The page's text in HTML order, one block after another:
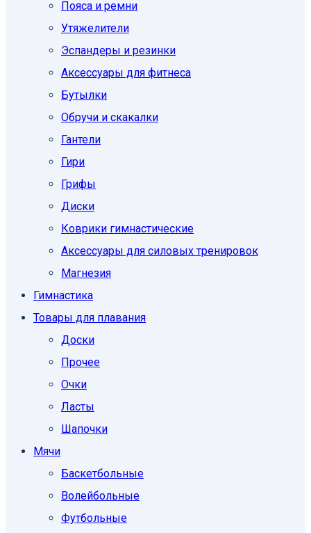
Пояса и ремни
Утяжелители
Эспандеры и резинки
Аксессуары для фитнеса
Бутылки
Обручи и скакалки
Гантели
Гири
Грифы
Диски
Коврики гимнастические
Аксессуары для силовых тренировок
Магнезия
Гимнастика
Товары для плавания
Доски
Прочее
Очки
Ласты
Шапочки
Мячи
Баскетбольные
Волейбольные
Футбольные